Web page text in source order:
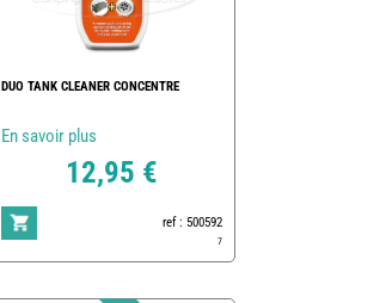
DUO TANK CLEANER CONCENTRE
En savoir plus
12,95 €
ref : 500592
7